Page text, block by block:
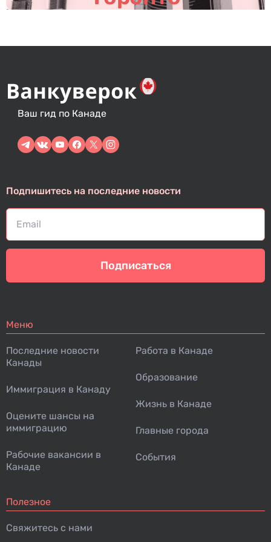
Ваш гид по Канаде
Подпишитесь на последние новости
Подписаться
Меню
Последние новости
Канады
Иммиграция в Канаду
Оцените шансы на
иммиграцию
Рабочие вакансии в
Канаде
Работа в Канаде
Образование
Жизнь в Канаде
Главные города
События
Полезное
Свяжитесь с нами